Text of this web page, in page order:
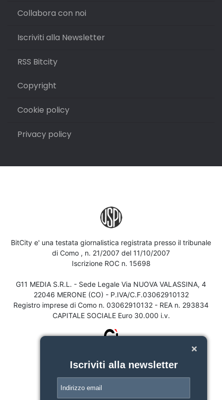
Collabora con noi
Iscriviti alla Newsletter
RSS Bitcity
Copyright
Cookie policy
Privacy policy
BitCity e' una testata giornalistica registrata presso il tribunale
di Como , n. 21/2007 del 11/10/2007
Iscrizione ROC n. 15698
G11 MEDIA S.R.L. - Sede Legale Via NUOVA VALASSINA, 4
22046 MERONE (CO) - P.IVA/C.F.03062910132
Registro imprese di Como n. 03062910132 - REA n. 293834
CAPITALE SOCIALE Euro 30.000 i.v.
Iscriviti alla newsletter